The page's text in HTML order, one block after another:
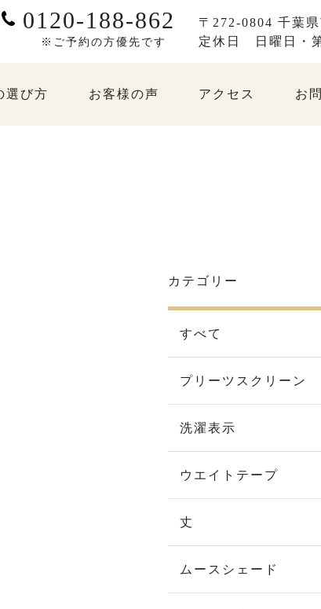
0120-188-862
※ご予約の方優先です
〒272-0804 千葉
定休日
日曜日・
選び方 お客様の声 アクセス お
カテゴリー
すべて
プリーツスクリーン
洗濯表示
ウエイトテープ
丈
ムースシェード